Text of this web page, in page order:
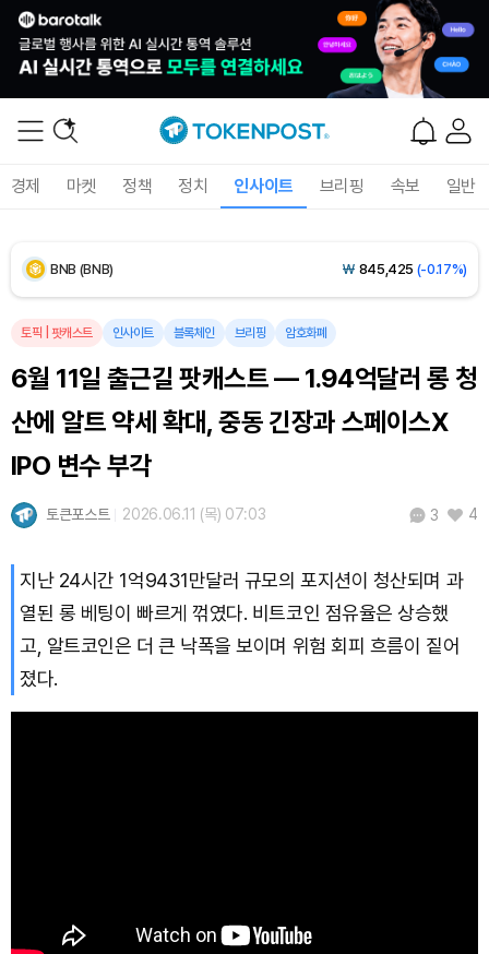
경제 마켓 정책 정치 인사이트 브리핑 속보 일반
Dogecoin (DOGE) 98.67(-0.77%)
BNB (BNB) ₩ 845,425 (-0.17%)
USDC (USDC)
XRP (XRP) ₩1,478 (-1.99%)
Solana (SOL) ₩103,672(-1.39%)
Bitcoin (BTC) ₩91,737,876(-0.27%)
토픽 팟캐스트 인사이트 블록체인 브리핑 암호화폐
6월 11일 출근길 팟캐스트 — 1.94억달러 롱 청
산에 알트 약세 확대, 중동 긴장과 스페이스X
IPO 변수 부각
토큰포스트 2026.06.11 (목) 07:03 3 4
지난 24시간 1억9431만달러 규모의 포지션이 청산되며 과
열된 롱 베팅이 빠르게 꺾였다. 비트코인 점유율은 상승했
고, 알트코인은 더 큰 낙폭을 보이며 위험 회피 흐름이 짙어
졌다.